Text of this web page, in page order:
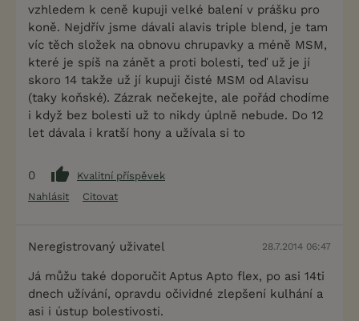
vzhledem k ceně kupuji velké balení v prášku pro
koně. Nejdřív jsme dávali alavis triple blend, je tam
víc těch složek na obnovu chrupavky a méně MSM,
které je spíš na zánět a proti bolesti, teď už je jí
skoro 14 takže už jí kupuji čisté MSM od Alavisu
(taky koňské). Zázrak nečekejte, ale pořád chodíme
i když bez bolesti už to nikdy úplně nebude. Do 12
let dávala i kratší hony a užívala si to
0
Kvalitní příspěvek
Nahlásit
Citovat
Neregistrovaný uživatel 28.7.2014 06:47
Já můžu také doporučit Aptus Apto flex, po asi 14ti
dnech užívání, opravdu očividné zlepšení kulhání a
asi i ústup bolestivosti.